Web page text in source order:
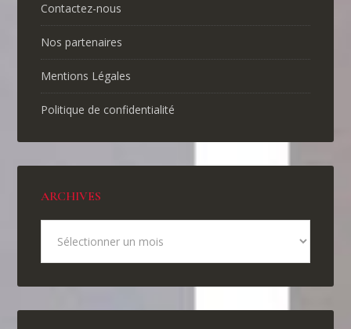
Contactez-nous
Nos partenaires
Mentions Légales
Politique de confidentialité
ARCHIVES